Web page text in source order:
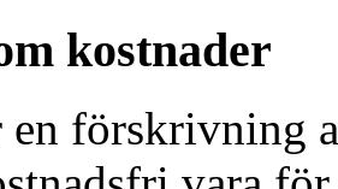
kostnader
förskrivning